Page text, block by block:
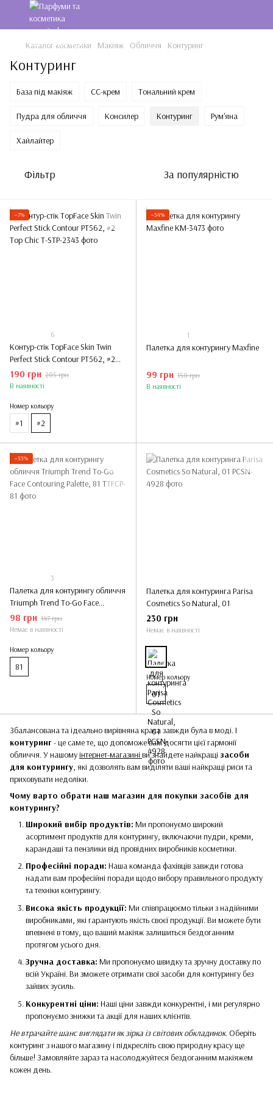
Каталог косметики Макіяж Обличчя Контуринг
Контуринг
База під макіяж CC-крем Тональний крем
Пудра для обличчя Консилер Контуринг Рум'яна
Хайлайтер
Фільтр За популярністю
−7%
6
Контур-стік TopFace Skin Twin
Perfect Stick Contour PT562, #2
Top Chic
190 грн 205 грн
В наявності
Номер кольору
#1 #2
−34%
1
Палетка для контурингу Maxfine
99 грн 150 грн
В наявності
−33%
3
Палетка для контурингу обличчя
Triumph Trend To-Go Face
Contouring Palette, 81
98 грн 147 грн
Немає в наявності
Номер кольору
81
Палетка для контуринга Parisa
Cosmetics So Natural, 01
230 грн
Немає в наявності
Номер кольору
01
Збалансована та ідеально вирівняна краса завжди була в моді. І
контуринг- це саме те, що допоможе вам досягти цієї гармонії
обличчя. У нашомуінтернет-магазині ви знайдете найкращі засоби
для контурингу, які дозволять вам виділяти ваші найкращі риси та
приховувати недоліки.
Чому варто обрати наш магазин для покупки засобів для
контурингу?
Широкий вибір продуктів: Ми пропонуємо широкий
асортимент продуктів для контурингу, включаючи пудри, креми,
карандаші та пензлики від провідних виробників косметики.
Професійні поради: Наша команда фахівців завжди готова
надати вам професійні поради щодо вибору правильного продукту
та техніки контурингу.
Висока якість продукції: Ми співпрацюємо тільки з надійними
виробниками, які гарантують якість своєї продукції. Ви можете бути
впевнені в тому, що ваший макіяж залишиться бездоганним
протягом усього дня.
Зручна доставка: Ми пропонуємо швидку та зручну доставку по
всій Україні. Ви зможете отримати свої засоби для контурингу без
зайвих зусиль.
Конкурентні ціни: Наші ціни завжди конкурентні, і ми регулярно
пропонуємо знижки та акції для наших клієнтів.
Не втрачайте шанс виглядати як зірка із світових обкладинок. Оберіть
контуринг з нашого магазину і підкресліть свою природну красу ще
більше! Замовляйте зараз та насолоджуйтеся бездоганним макіяжем
кожен день.